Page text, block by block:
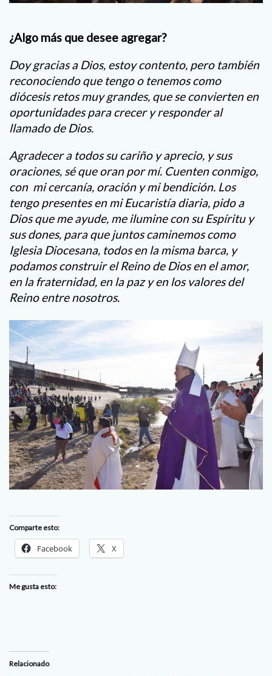
¿Algo más que desee agregar?
Doy gracias a Dios, estoy contento, pero también
reconociendo que tengo o tenemos como
diócesis retos muy grandes, que se convierten en
oportunidades para crecer y responder al
llamado de Dios.
Agradecer a todos su cariño y aprecio, y sus
oraciones, sé que oran por mí. Cuenten conmigo,
con mi cercanía, oración y mi bendición. Los
tengo presentes en mi Eucaristía diaria, pido a
Dios que me ayude, me ilumine con su Espíritu y
sus dones, para que juntos caminemos como
Iglesia Diocesana, todos en la misma barca, y
podamos construir el Reino de Dios en el amor,
en la fraternidad, en la paz y en los valores del
Reino entre nosotros.
Comparte esto:
Facebook X
Me gusta esto:
Relacionado